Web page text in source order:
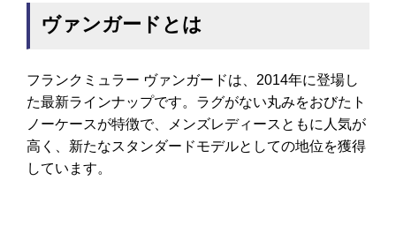
ヴァンガードとは
フランクミュラー ヴァンガードは、2014年に登場し
た最新ラインナップです。ラグがない丸みをおびたト
ノーケースが特徴で、メンズレディースともに人気が
高く、新たなスタンダードモデルとしての地位を獲得
しています。